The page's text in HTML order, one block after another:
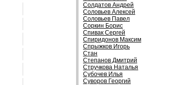
Солдатов Андрей
Соловьев Алексей
Соловьев Павел
Соркин Борис
Спивак Сергей
Спиридонов Максим
Спрыжков Игорь
Стан
Степанов Дмитрий
Стручкова Наталья
Субочев Илья
Суворов Георгий